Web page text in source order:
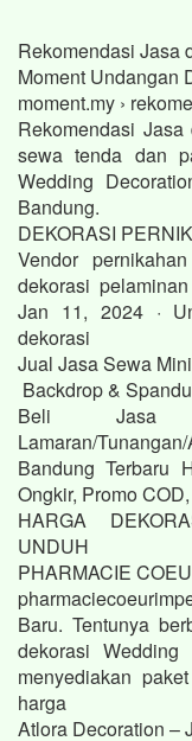
Rekomendasi Jasa
Moment Undangan
moment.my ›
Rekomendasi
sewa tenda dan
Wedding
Bandung.
DEKORASI
Vendor
dekorasi
Jan 11, 2024 ·
dekorasi
Jual Jasa Sewa
Backdrop &
Beli Jasa
Lamaran/
Bandung Terbaru
Ongkir, Promo COD,
HARGA
UNDUH
PHARMACIE
Baru. Tentunya
dekorasi
menyediakan
harga
Atlora Decoration –